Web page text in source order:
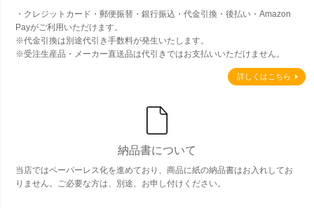
・クレジットカード・郵便振替・銀行振込・代金引換・後払い・Amazon
Payがご利用いただけます。
※代金引換は別途代引き手数料が発生いたします。
※受注生産品・メーカー直送品は代引きではお支払いいただけません。
詳しくはこちら
納品書について
当店ではペーパーレス化を進めており、商品に紙の納品書はお入れしてお
りません。ご必要な方は、別途、お申し付けください。